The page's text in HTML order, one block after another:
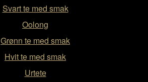
Svart te med smak
Oolong
Grønn te med smak
Hvit te med smak
Urtete